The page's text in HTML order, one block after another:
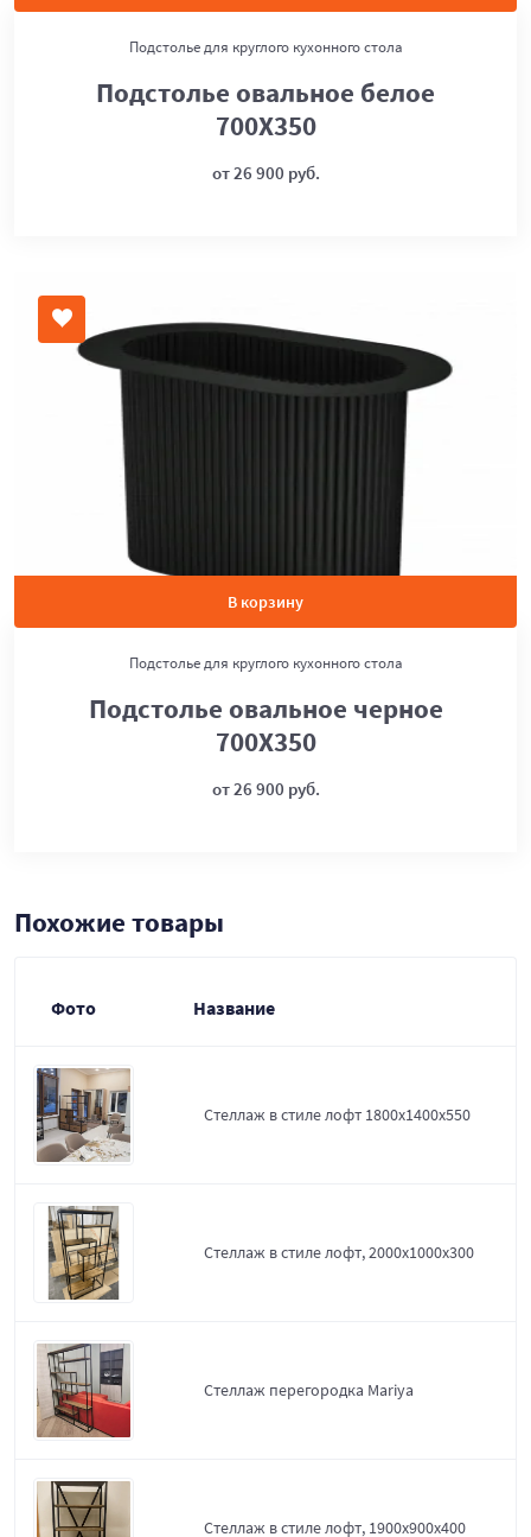
Подстолье для круглого кухонного стола
Подстолье овальное белое
700Х350
от 26 900 руб.
В корзину
Подстолье для круглого кухонного стола
Подстолье овальное черное
700Х350
от 26 900 руб.
Похожие товары
Фото Название
Стеллаж в стиле лофт 1800х1400х550
Стеллаж в стиле лофт, 2000х1000х300
Стеллаж перегородка Mariya
Стеллаж в стиле лофт, 1900х900х400